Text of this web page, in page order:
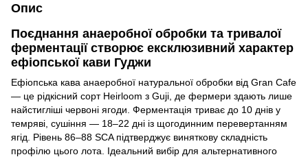
Опис
Поєднання анаеробної обробки та тривалої
ферментації створює ексклюзивний характер
ефіопської кави Гуджи
Ефіопська кава анаеробної натуральної обробки від Gran Cafe
— це рідкісний сорт Heirloom з Guji, де фермери здають лише
найстигліші червоні ягоди. Ферментація триває до 10 днів у
темряві, сушіння — 18–22 дні із щогодинним перевертанням
ягід. Рівень 86–88 SCA підтверджує виняткову складність
профілю цього лота. Ідеальний вибір для альтернативного